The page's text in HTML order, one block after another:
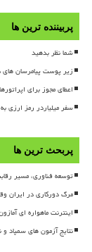
پربیننده ترین ها
شما نظر بدهید
زیر پوست پیامرسان های
اعطای مجوز برای
سفر میلیاردر رمز ارزی
پربحث ترین ها
توسعه فناوری، مسیر
مرگ دورکاری در ایران
اینترنت ماهواره ای
نتایج آزمون های سمپاد